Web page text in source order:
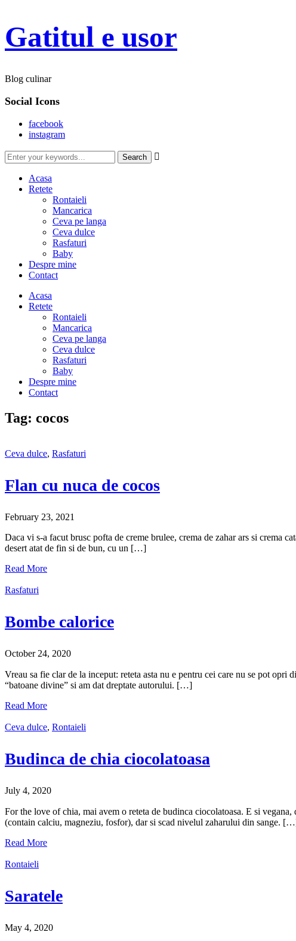
Gatitul e usor
Blog culinar
Social Icons
facebook
instagram

Acasa
Retete
Rontaieli
Mancarica
Ceva pe langa
Ceva dulce
Rasfaturi
Baby
Despre mine
Contact
Acasa
Retete
Rontaieli
Mancarica
Ceva pe langa
Ceva dulce
Rasfaturi
Baby
Despre mine
Contact
Tag: cocos
Ceva dulce, Rasfaturi
Flan cu nuca de cocos
February 23, 2021
Daca vi s-a facut brusc pofta de creme brulee, crema de zahar ars si crema
desert atat de fin si de bun, cu un […]
Read More
Rasfaturi
Bombe calorice
October 24, 2020
Vreau sa fie clar de la inceput: reteta asta nu e pentru cei care nu se pot
“batoane divine” si am dat dreptate autorului. […]
Read More
Ceva dulce, Rontaieli
Budinca de chia ciocolatoasa
July 4, 2020
For the love of chia, mai avem o reteta de budinca ciocolatoasa. E si
(contain calciu, magneziu, fosfor), dar si scad nivelul zaharului din sange.
Read More
Rontaieli
Saratele
May 4, 2020